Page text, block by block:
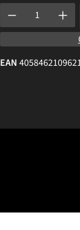
Quantité de
EAN